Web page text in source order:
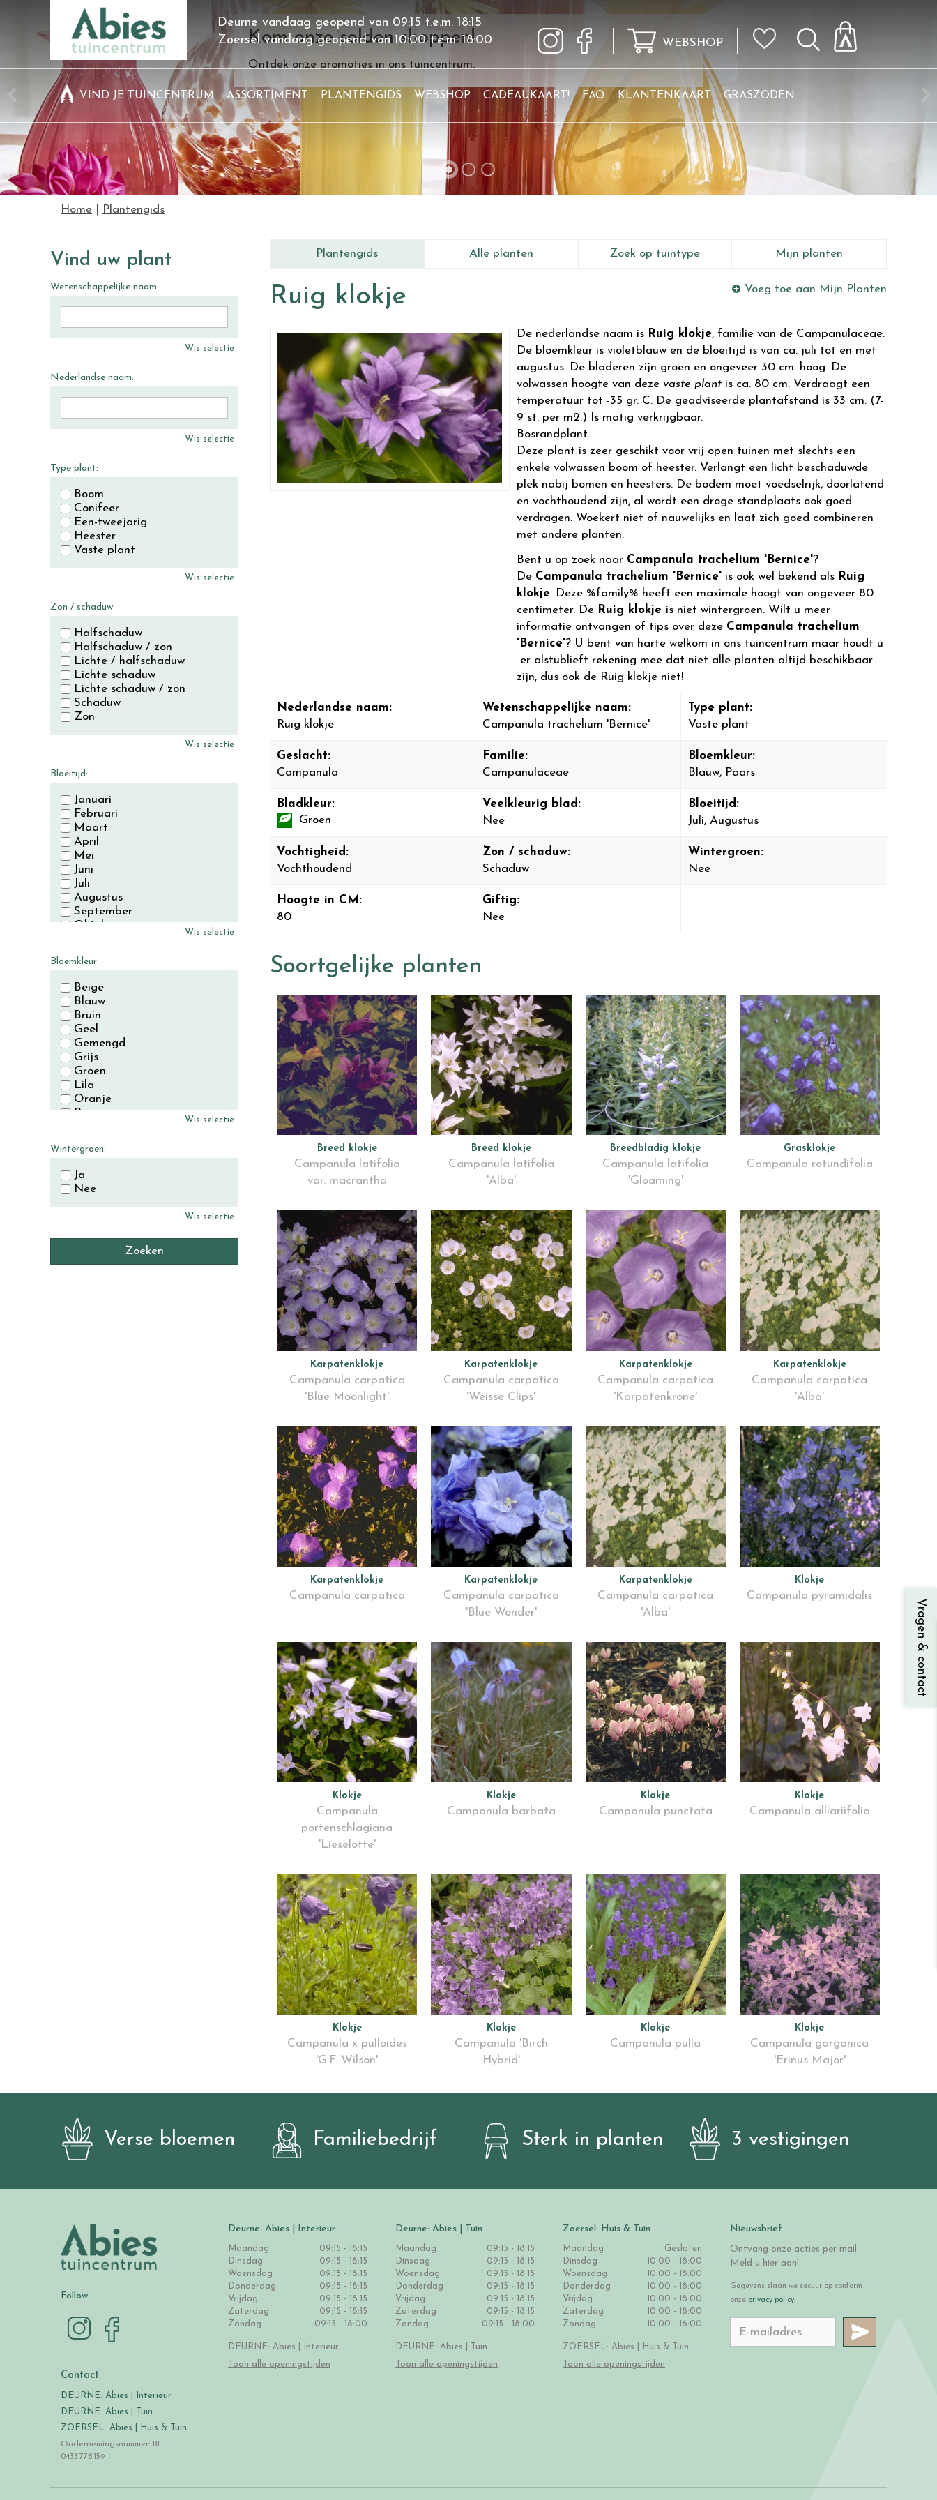
Kom onze solden shoppen!
Ontdek onze promoties in ons tuincentrum.
Home Plantengids
Deurne vandaag geopend van 09:15 t.e.m. 18:15
Zoersel vandaag geopend van10:00t.e.m.18:00 WEBSHOP
VIND JE TUINCENTRUM ASSORTIMENT PLANTENGIDS WEBSHOP CADEAUKAART! FAQ KLANTENKAART GRASZODEN
Plantengids Alle planten Zoek op tuintype Mijn planten
Ruig klokje Voeg toe aan Mijn Planten
De nederlandse naam is Ruig klokje, familie van de Campanulaceae.
De bloemkleur is violetblauw en de bloeitijd is van ca. juli tot en met
augustus. De bladeren zijn groen en ongeveer 30 cm. hoog. De
volwassen hoogte van deze vaste plant is ca. 80 cm. Verdraagt een
temperatuur tot -35 gr. C. De geadviseerde plantafstand is 33 cm. (7-
9 st. per m2.) Is matig verkrijgbaar.
Bosrandplant.
Deze plant is zeer geschikt voor vrij open tuinen met slechts een
enkele volwassen boom of heester. Verlangt een licht beschaduwde
plek nabij bomen en heesters. De bodem moet voedselrijk, doorlatend
en vochthoudend zijn, al wordt een droge standplaats ook goed
verdragen. Woekert niet of nauwelijks en laat zich goed combineren
met andere planten.
Bent u op zoek naar Campanula trachelium 'Bernice'?
De Campanula trachelium 'Bernice' is ook wel bekend als Ruig
klokje. Deze %family% heeft een maximale hoogt van ongeveer 80
centimeter. De Ruig klokje is niet wintergroen. Wilt u meer
informatie ontvangen of tips over deze Campanula trachelium
'Bernice'? U bent van harte welkom in ons tuincentrum maar houdt u
er alstublieft rekening mee dat niet alle planten altijd beschikbaar
zijn, dus ook de Ruig klokje niet!
Nederlandse naam:
Ruig klokje
Wetenschappelijke naam:
Campanula trachelium 'Bernice'
Type plant:
Vaste plant
Geslacht:
Campanula
Familie:
Campanulaceae
Bloemkleur:
Blauw, Paars
Bladkleur:
Groen
Veelkleurig blad:
Nee
Bloeitijd:
Juli, Augustus
Vochtigheid:
Vochthoudend
Zon / schaduw:
Schaduw
Wintergroen:
Nee
Hoogte in CM:
80
Giftig:
Nee
Soortgelijke planten
Breed klokje
Campanula latifolia
var. macrantha
Breed klokje
Campanula latifolia
'Alba'
Breedbladig klokje
Campanula latifolia
'Gloaming'
Grasklokje
Campanula rotundifolia
Karpatenklokje
Campanula carpatica
'Blue Moonlight'
Karpatenklokje
Campanula carpatica
'Weisse Clips'
Karpatenklokje
Campanula carpatica
'Karpatenkrone'
Karpatenklokje
Campanula carpatica
'Alba'
Karpatenklokje
Campanula carpatica
Karpatenklokje
Campanula carpatica
'Blue Wonder'
Karpatenklokje
Campanula carpatica
'Alba'
Klokje
Campanula pyramidalis
Klokje
Campanula
portenschlagiana
'Lieselotte'
Klokje
Campanula barbata
Klokje
Campanula punctata
Klokje
Campanula alliariifolia
Klokje
Campanula x pulloides
'G.F. Wilson'
Klokje
Campanula 'Birch
Hybrid'
Klokje
Campanula pulla
Klokje
Campanula garganica
'Erinus Major'
Vind uw plant
Wetenschappelijke naam:
Wis selectie
Nederlandse naam:
Wis selectie
Type plant:
Boom
Conifeer
Een-tweejarig
Heester
Vaste plant
Wis selectie
Zon / schaduw:
Halfschaduw
Halfschaduw / zon
Lichte / halfschaduw
Lichte schaduw
Lichte schaduw / zon
Schaduw
Zon
Wis selectie
Bloeitijd:
Januari
Februari
Maart
April
Mei
Juni
Juli
Augustus
September
Oktober
Wis selectie
Bloemkleur:
Beige
Blauw
Bruin
Geel
Gemengd
Grijs
Groen
Lila
Oranje
Paars
Wit
Zwart
Wis selectie
Wintergroen:
Ja
Nee
Wis selectie
Verse bloemen Familiebedrijf Sterk in planten 3 vestigingen
Follow
Contact
DEURNE: Abies | Interieur
DEURNE: Abies | Tuin
ZOERSEL: Abies | Huis & Tuin
Ondernemingsnummer: BE
0433.778.159
Deurne: Abies | Interieur
Maandag
09:15 - 18:15
Dinsdag
09:15 - 18:15
Woensdag
09:15 - 18:15
Donderdag
09:15 - 18:15
Vrijdag
09:15 - 18:15
Zaterdag
09:15 - 18:15
Zondag
09:15 - 18:00
DEURNE: Abies | Interieur
Toon alle openingstijden
Deurne: Abies | Tuin
Maandag
09:15 - 18:15
Dinsdag
09:15 - 18:15
Woensdag
09:15 - 18:15
Donderdag
09:15 - 18:15
Vrijdag
09:15 - 18:15
Zaterdag
09:15 - 18:15
Zondag
09:15 - 18:00
DEURNE: Abies | Tuin
Toon alle openingstijden
Zoersel: Huis & Tuin
Maandag
Gesloten
Dinsdag
10:00 - 18:00
Woensdag
10:00 - 18:00
Donderdag
10:00 - 18:00
Vrijdag
10:00 - 18:00
Zaterdag
10:00 - 18:00
Zondag
10:00 - 16:00
ZOERSEL: Abies | Huis & Tuin
Toon alle openingstijden
Nieuwsbrief
Ontvang onze acties per mail.
Meld u hier aan!
Gegevens slaan we secuur op conform
onze privacy policy.
Vragen & contact